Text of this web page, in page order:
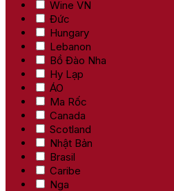
Wine VN
Đức
Hungary
Lebanon
Bồ Đào Nha
Hy Lạp
ÁO
Ma Rốc
Canada
Scotland
Nhật Bản
Brasil
Caribe
Nga